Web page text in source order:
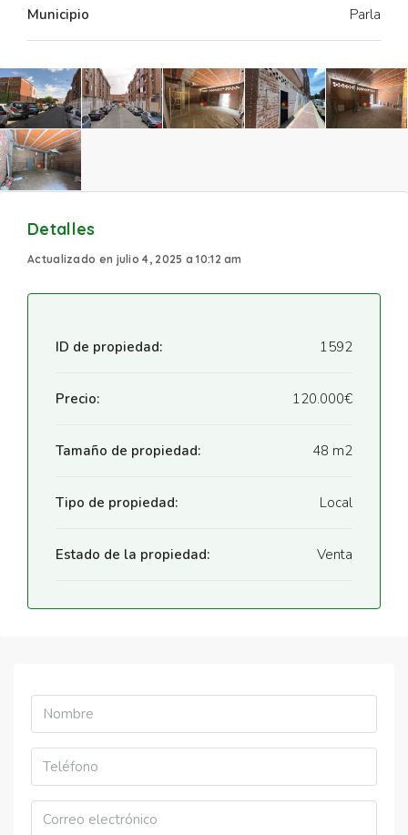
Municipio Parla
Detalles
Actualizado en julio 4, 2025 a 10:12 am
ID de propiedad: 1592
Precio: 120.000€
Tamaño de propiedad: 48 m2
Tipo de propiedad: Local
Estado de la propiedad: Venta